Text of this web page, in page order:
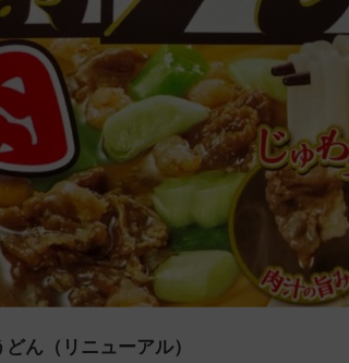
ん（リニューアル）